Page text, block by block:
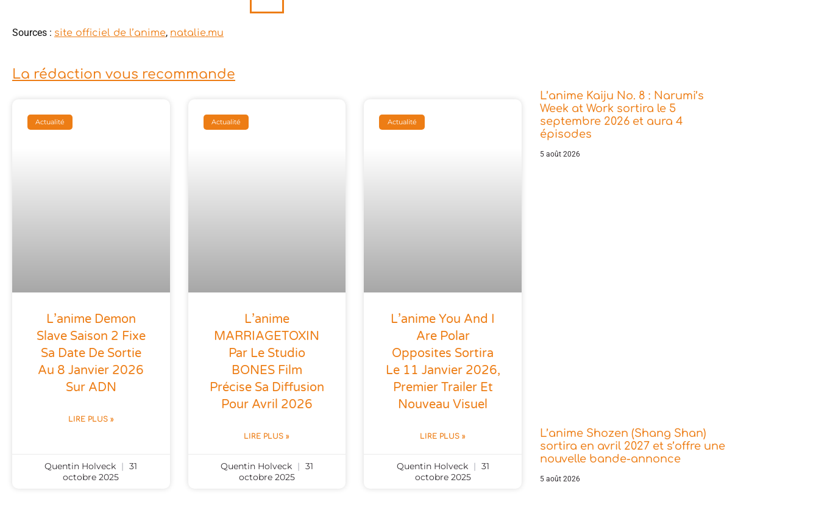
Sources : site officiel de l’anime, natalie.mu
La rédaction vous recommande
Actualité
L’anime Demon
Slave Saison 2 Fixe
Sa Date De Sortie
Au 8 Janvier 2026
Sur ADN
LIRE PLUS »
Quentin Holveck
31
octobre 2025
Actualité
L’anime
MARRIAGETOXIN
Par Le Studio
BONES Film
Précise Sa Diffusion
Pour Avril 2026
LIRE PLUS »
Quentin Holveck
31
octobre 2025
Actualité
L’anime You And I
Are Polar
Opposites Sortira
Le 11 Janvier 2026,
Premier Trailer Et
Nouveau Visuel
LIRE PLUS »
Quentin Holveck
31
octobre 2025
L’anime Kaiju No. 8 : Narumi’s
Week at Work sortira le 5
septembre 2026 et aura 4
épisodes
5 août 2026
L’anime Shozen (Shang Shan)
sortira en avril 2027 et s’offre une
nouvelle bande-annonce
5 août 2026